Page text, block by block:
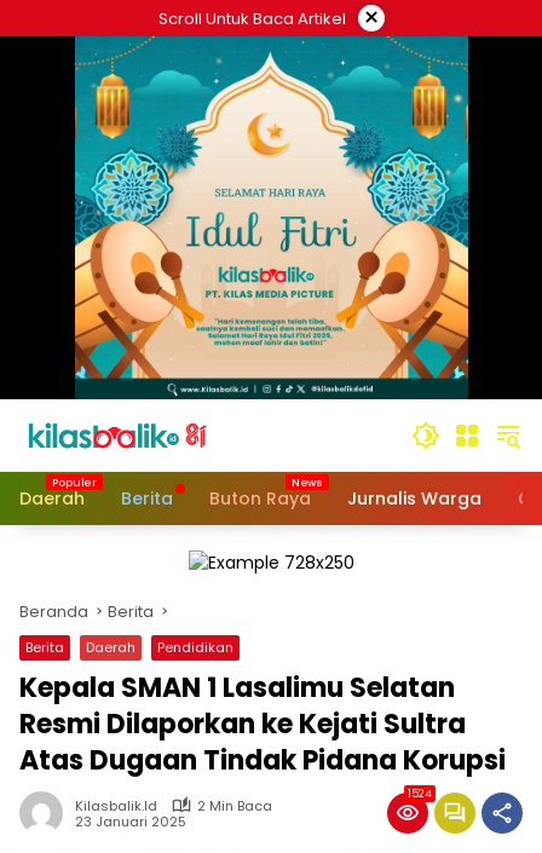
ke
Scroll Untuk Baca Artikel ×
Daerah Berita Buton Raya Jurnalis Warga
Beranda Berita
Berita Daerah Pendidikan
Kepala SMAN 1 Lasalimu Selatan
Resmi Dilaporkan ke Kejati Sultra
Atas Dugaan Tindak Pidana Korupsi
Kilasbalik.id
2 Min Baca
23 Januari 2025
1524